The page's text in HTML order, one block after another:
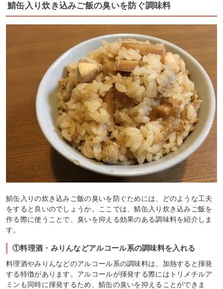
鯖缶入り炊き込みご飯の臭いを防ぐ調味料
鯖缶入りの炊き込みご飯の臭いを防ぐためには、どのような工夫
をすると良いのでしょうか。ここでは、鯖缶入り炊き込みご飯を
作る際に使うことで、臭いを抑える効果のある調味料を紹介しま
す。
①料理酒・みりんなどアルコール系の調味料を入れる
料理酒やみりんなどのアルコール系の調味料は、加熱すると揮発
する特徴があります。アルコールが揮発する際にはトリメチルア
ミンも同時に揮発するため、鯖缶の臭いを抑えることができま